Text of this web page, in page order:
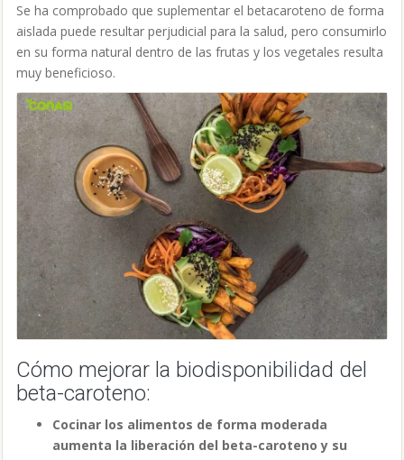
Se ha comprobado que suplementar el betacaroteno de forma
aislada puede resultar perjudicial para la salud, pero consumirlo
en su forma natural dentro de las frutas y los vegetales resulta
muy beneficioso.
Cómo mejorar la biodisponibilidad del
beta-caroteno:
Cocinar los alimentos de forma moderada
aumenta la liberación del beta-caroteno y su